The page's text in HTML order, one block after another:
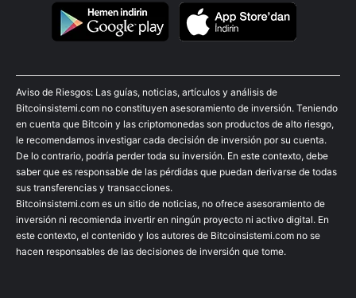
Aviso de Riesgos: Las guías, noticias, artículos y análisis de
Bitcoinsistemi.com no constituyen asesoramiento de inversión. Teniendo
en cuenta que Bitcoin y las criptomonedas son productos de alto riesgo,
le recomendamos investigar cada decisión de inversión por su cuenta.
De lo contrario, podría perder toda su inversión. En este contexto, debe
saber que es responsable de las pérdidas que puedan derivarse de todas
sus transferencias y transacciones.
Bitcoinsistemi.com es un sitio de noticias, no ofrece asesoramiento de
inversión ni recomienda invertir en ningún proyecto ni activo digital. En
este contexto, el contenido y los autores de Bitcoinsistemi.com no se
hacen responsables de las decisiones de inversión que tome.